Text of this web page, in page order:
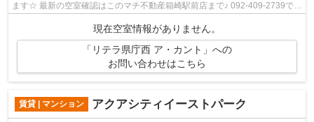
ます☆ 最新の空室確認はこのマチ不動産箱崎駅前店まで♪ 092-409-2739で
現在空室情報がありません。
「リテラ県庁西 ア・カント」への
お問い合わせはこちら
賃貸 | マンション アクアシティイーストパーク